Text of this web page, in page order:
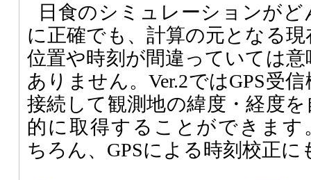
日食のシミュレーションがど
に正確でも、計算の元となる現
位置や時刻が間違っていては意
ありません。Ver.2ではGPS受
接続して観測地の緯度・経度を
的に取得することができます
ちろん、GPSによる時刻校正